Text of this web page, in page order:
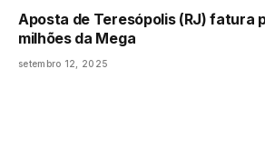
Aposta de Teresópolis (RJ) fatura
milhões da Mega
setembro 12, 2025